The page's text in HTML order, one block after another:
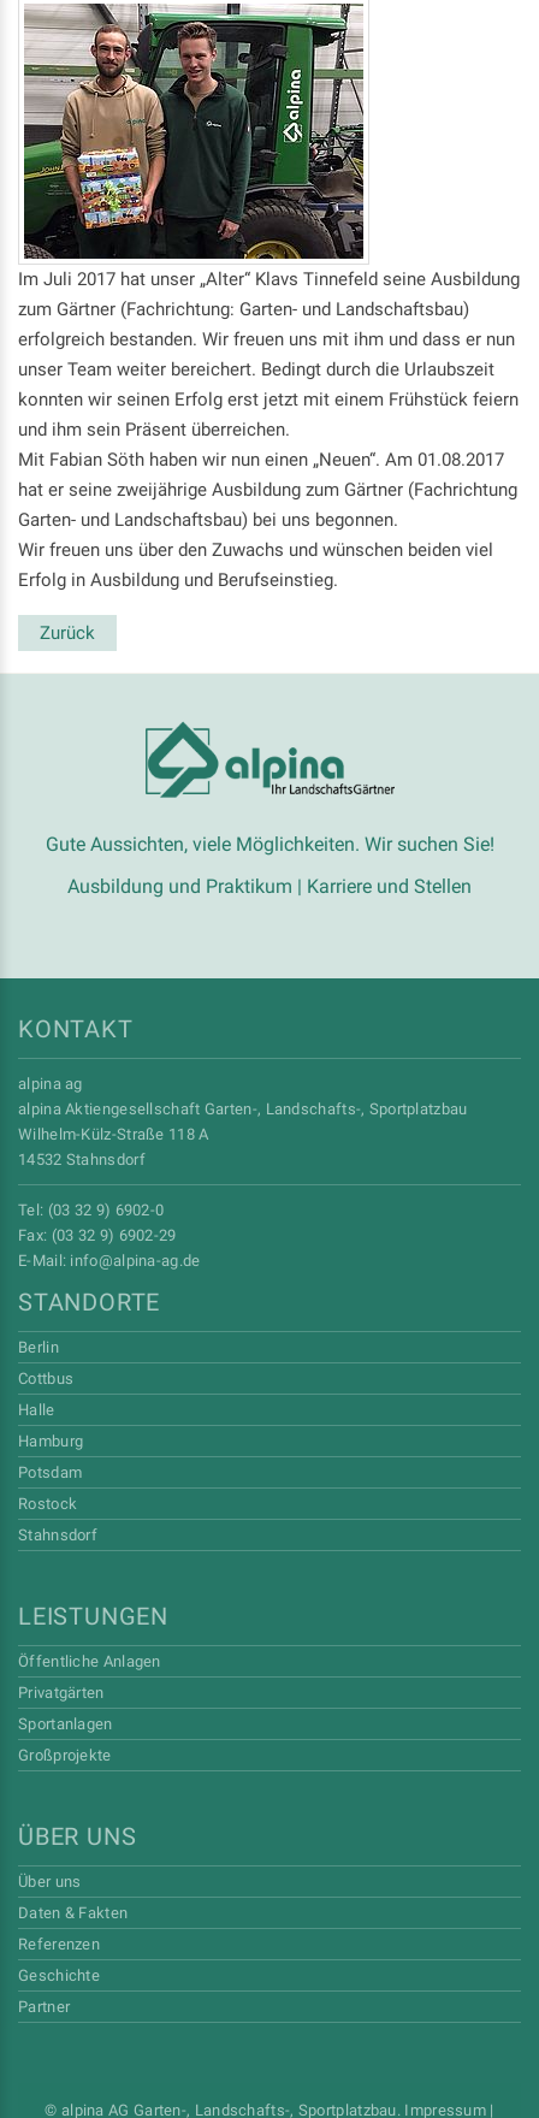
Im Juli 2017 hat unser „Alter“ Klavs Tinnefeld seine Ausbildung
zum Gärtner (Fachrichtung: Garten- und Landschaftsbau)
erfolgreich bestanden. Wir freuen uns mit ihm und dass er nun
unser Team weiter bereichert. Bedingt durch die Urlaubszeit
konnten wir seinen Erfolg erst jetzt mit einem Frühstück feiern
und ihm sein Präsent überreichen.
Mit Fabian Söth haben wir nun einen „Neuen“. Am 01.08.2017
hat er seine zweijährige Ausbildung zum Gärtner (Fachrichtung
Garten- und Landschaftsbau) bei uns begonnen.
Wir freuen uns über den Zuwachs und wünschen beiden viel
Erfolg in Ausbildung und Berufseinstieg.
Zurück
Gute Aussichten, viele Möglichkeiten. Wir suchen Sie!
Ausbildung und Praktikum | Karriere und Stellen
KONTAKT
alpina ag
alpina Aktiengesellschaft Garten-, Landschafts-, Sportplatzbau
Wilhelm-Külz-Straße 118 A
14532 Stahnsdorf
Tel: (03 32 9) 6902-0
Fax: (03 32 9) 6902-29
E-Mail: info@alpina-ag.de
STANDORTE
Berlin
Cottbus
Halle
Hamburg
Potsdam
Rostock
Stahnsdorf
LEISTUNGEN
Öffentliche Anlagen
Privatgärten
Sportanlagen
Großprojekte
ÜBER UNS
Über uns
Daten & Fakten
Referenzen
Geschichte
Partner
© alpina AG Garten-, Landschafts-, Sportplatzbau. Impressum |